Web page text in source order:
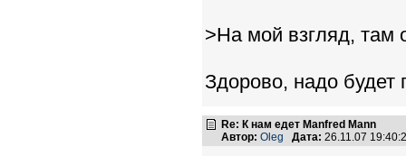
>На мой взгляд, там
Здорово, надо будет
Re: К нам едет Manfred Mann
Автор: Oleg Дата: 26.11.07